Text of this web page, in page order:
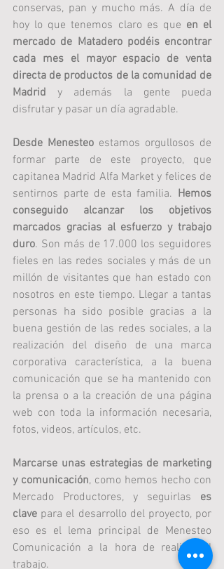
conservas, pan y mucho más. A día de
hoy lo que tenemos claro es que en el
mercado de Matadero podéis encontrar
cada mes el mayor espacio de venta
directa de productos de la comunidad de
Madrid y además la gente pueda
disfrutar y pasar un día agradable.
Desde Menesteo estamos orgullosos de
formar parte de este proyecto, que
capitanea Madrid Alfa Market y felices de
sentirnos parte de esta familia. Hemos
conseguido alcanzar los objetivos
marcados gracias al esfuerzo y trabajo
duro. Son más de 17.000 los seguidores
fieles en las redes sociales y más de un
millón de visitantes que han estado con
nosotros en este tiempo. Llegar a tantas
personas ha sido posible gracias a la
buena gestión de las redes sociales, a la
realización del diseño de una marca
corporativa característica, a la buena
comunicación que se ha mantenido con
la prensa o a la creación de una página
web con toda la información necesaria,
fotos, videos, artículos, etc.
Marcarse unas estrategias de marketing
y comunicación, como hemos hecho con
Mercado Productores, y seguirlas es
clave para el desarrollo del proyecto, por
eso es el lema principal de Menesteo
Comunicación a la hora de realizar el
trabajo.